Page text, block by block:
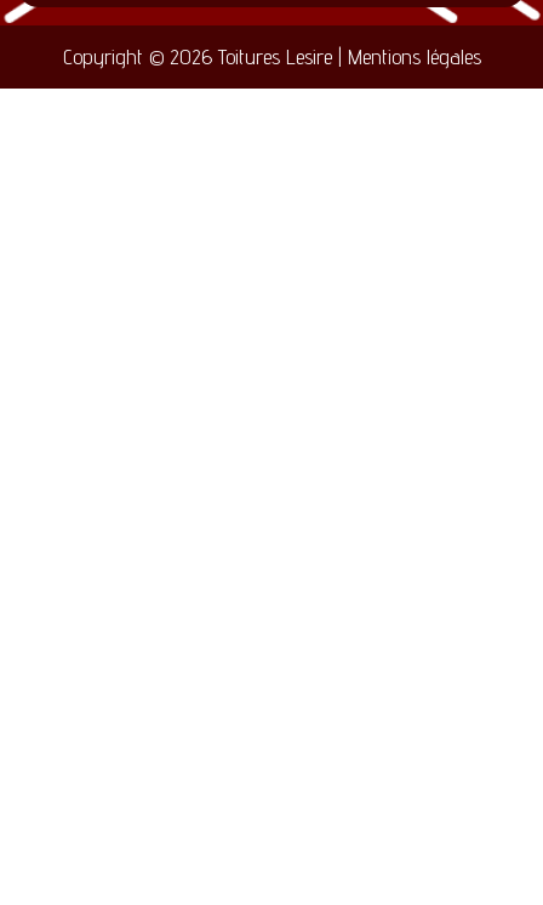
Copyright © 2026 Toitures Lesire | Mentions légales